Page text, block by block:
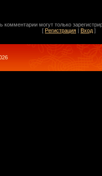
комментарии могут только
[ Регистрация | Вход ]